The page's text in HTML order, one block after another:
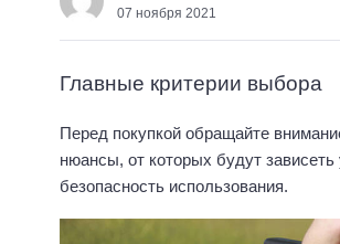
07 ноября 2021
Главные критерии выбора
Перед покупкой обращайте
нюансы, от которых будут зависеть
безопасность использования.